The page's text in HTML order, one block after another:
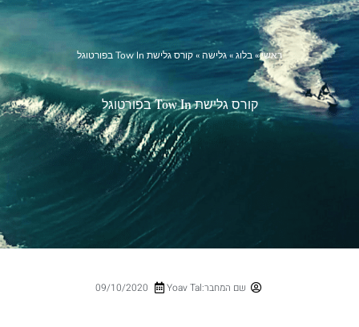
הַמְּסַיַּעַת
לִנְגִישׁוּת
הָאֲתָר.
ראשי»בלוג»גלישה»קורס גלישת Tow In בפורטוגל
קורס גלישת Tow In בפורטוגל
שם המחבר:Yoav Tal 09/10/2020